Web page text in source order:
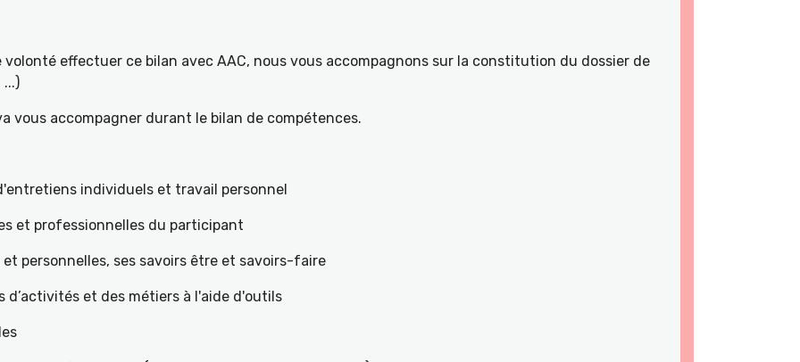
effectuer ce bilan avec AAC, nous vous accompagnons sur la constitution du dossier de
vous accompagner durant le bilan de compétences.
individuels et travail personnel
et professionnelles du participant
personnelles, ses savoirs être et savoirs-faire
d’activités et des métiers à l'aide d'outils